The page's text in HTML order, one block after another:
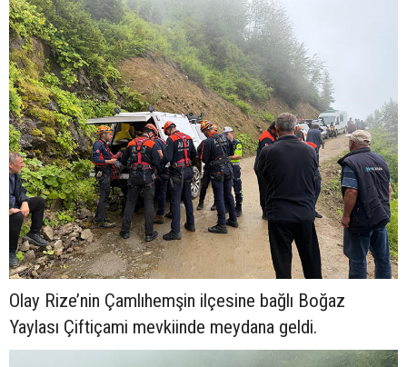
Olay Rize’nin Çamlıhemşin ilçesine bağlı Boğaz
Yaylası Çiftiçami mevkiinde meydana geldi.